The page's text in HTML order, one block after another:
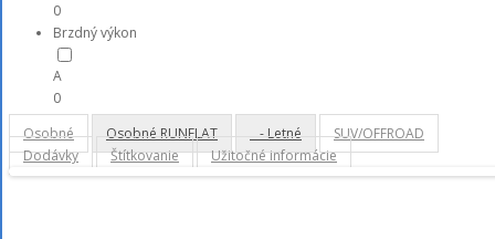
0
Brzdný výkon
A
0
Osobné
Osobné RUNFLAT - Letné
SUV/OFFROAD
Dodávky
Štítkovanie Užitočné informácie